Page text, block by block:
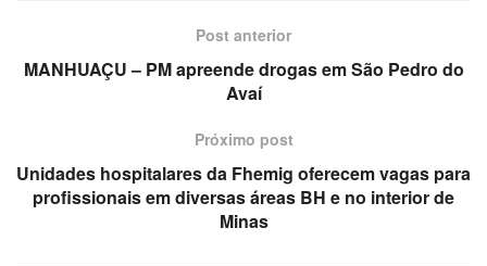
Post anterior
MANHUAÇU – PM apreende drogas em São Pedro do
Avaí
Próximo post
Unidades hospitalares da Fhemig oferecem vagas para
profissionais em diversas áreas BH e no interior de
Minas